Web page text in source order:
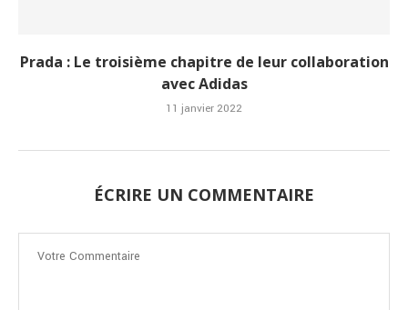
Prada : Le troisième chapitre de leur collaboration
avec Adidas
11 janvier 2022
ÉCRIRE UN COMMENTAIRE